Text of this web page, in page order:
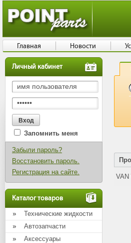
Личный кабинет
Запомнить меня
Забыли пароль?
Восстановить пароль.
Регистрация на сайте.
Каталог товаров
Технические жидкости
Автозапчасти
Аксессуары
VAN
Главная Новости